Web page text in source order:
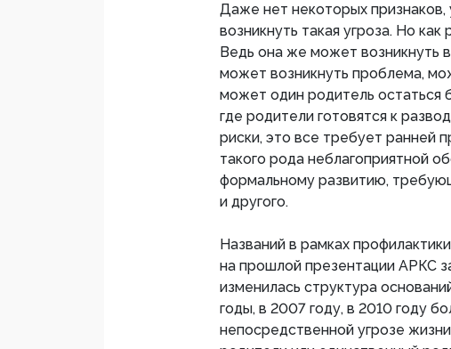
Даже нет некоторых
возникнуть такая угроза. Но
Ведь она же может возникнуть
может возникнуть проблема,
может один родитель остаться
где родители готовятся к
риски, это все требует ранней
такого рода неблагоприятной
формальному развитию,
и другого.
Названий в рамках
на прошлой презентации АРКС
изменилась структура
годы, в 2007 году, в 2010 году
непосредственной угрозе